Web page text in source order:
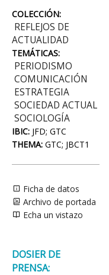
COLECCIÓN:
REFLEJOS DE
ACTUALIDAD
TEMÁTICAS:
PERIODISMO
COMUNICACIÓN
ESTRATEGIA
SOCIEDAD ACTUAL
SOCIOLOGÍA
IBIC: JFD; GTC
THEMA: GTC; JBCT1
Ficha de datos
Archivo de portada
Echa un vistazo
DOSIER DE
PRENSA: